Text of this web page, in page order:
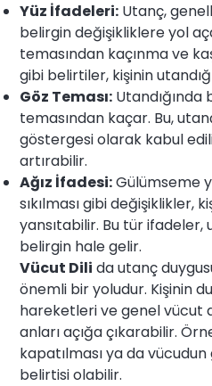
Yüz İfadeleri: Utanç,
belirgin değişikliklere yol
temasından kaçınma ve
gibi belirtiler, kişinin
Göz Teması:
temasından kaçar. Bu,
göstergesi olarak kabul
artırabilir.
Ağız İfadesi:Gülümseme
sıkılması gibi değişiklikler,
yansıtabilir. Bu tür ifadeler,
belirgin hale gelir.
Vücut Dili da utanç
önemli bir yoludur. Kişinin
hareketleri ve genel vücut
anları açığa çıkarabilir.
kapatılması ya da
belirtisi olabilir.